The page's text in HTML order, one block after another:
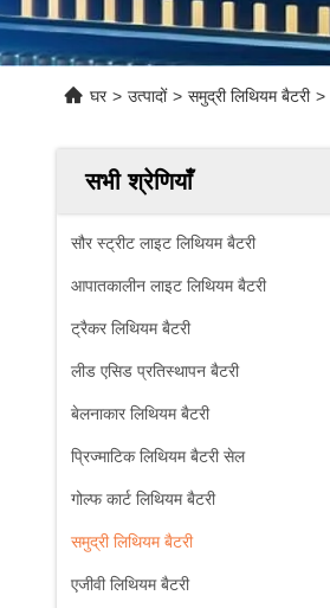
घर > उत्पादों > समुद्री लिथियम बैटरी >
सभी श्रेणियाँ
सौर स्ट्रीट लाइट लिथियम बैटरी
आपातकालीन लाइट लिथियम बैटरी
ट्रैकर लिथियम बैटरी
लीड एसिड प्रतिस्थापन बैटरी
बेलनाकार लिथियम बैटरी
प्रिज्माटिक लिथियम बैटरी सेल
गोल्फ कार्ट लिथियम बैटरी
समुद्री लिथियम बैटरी
एजीवी लिथियम बैटरी